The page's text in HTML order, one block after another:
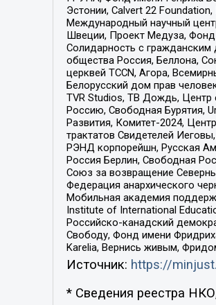
Эстонии, Calvert 22
Международный научный
Швеции, Проект Медуза,
Солидарность с гражданским
общества Россия, Беллона,
церквей TCCN, Агора,
Белорусский дом прав
TVR Studios, ТВ Дождь, Центр
Россию, Свободная Бурятия,
Развития, Комитет-2024,
трактатов Свидетелей
РЭНД корпорейшн, Русская
Россия Берлин, Свободная
Союз за возвращение
Федерация анархического
Мобильная академия
Institute of International
Российско-канадский
Свободу, Фонд имени
Karelia, Вернись живым,
Источник: https://
* Сведения реестра